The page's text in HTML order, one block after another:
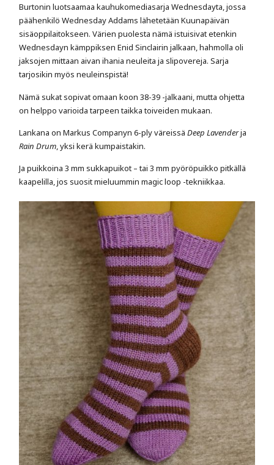
Burtonin luotsaamaa kauhukomediasarja Wednesdayta, jossa
päähenkilö Wednesday Addams lähetetään Kuunapäivän
sisäoppilaitokseen. Värien puolesta nämä istuisivat etenkin
Wednesdayn kämppiksen Enid Sinclairin jalkaan, hahmolla oli
jaksojen mittaan aivan ihania neuleita ja slipovereja. Sarja
tarjosikin myös neuleinspistä!
Nämä sukat sopivat omaan koon 38-39 -jalkaani, mutta ohjetta
on helppo varioida tarpeen taikka toiveiden mukaan.
Lankana on Markus Companyn 6-ply väreissäDeep Lavenderja
Rain Drum, yksi kerä kumpaistakin.
Ja puikkoina 3 mm sukkapuikot – tai 3 mm pyöröpuikko pitkällä
kaapelilla, jos suosit mieluummin magic loop -tekniikkaa.